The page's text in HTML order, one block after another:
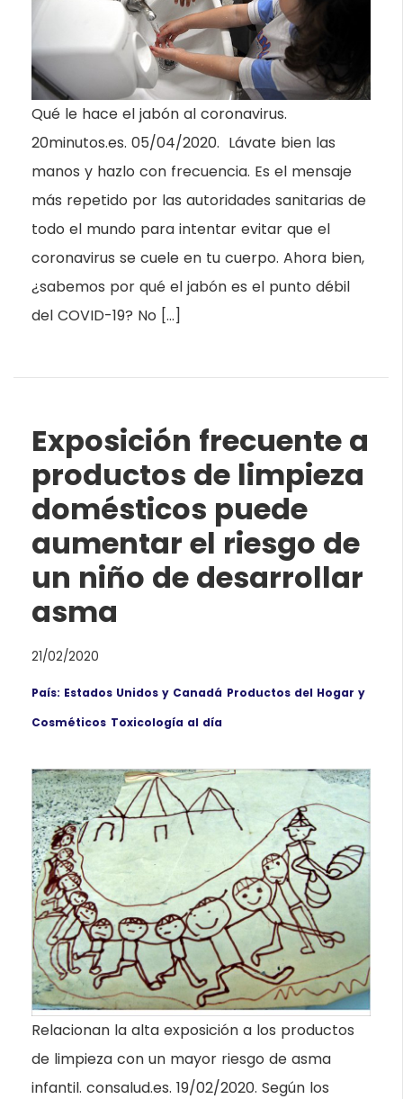
Qué le hace el jabón al coronavirus.
20minutos.es. 05/04/2020. Lávate bien las
manos y hazlo con frecuencia. Es el mensaje
más repetido por las autoridades sanitarias de
todo el mundo para intentar evitar que el
coronavirus se cuele en tu cuerpo. Ahora bien,
¿sabemos por qué el jabón es el punto débil
del COVID-19? No […]
Exposición frecuente a
productos de limpieza
domésticos puede
aumentar el riesgo de
un niño de desarrollar
asma
21/02/2020
País: Estados Unidos y Canadá Productos del Hogar y
Cosméticos Toxicología al día
Relacionan la alta exposición a los productos
de limpieza con un mayor riesgo de asma
infantil. consalud.es. 19/02/2020. Según los